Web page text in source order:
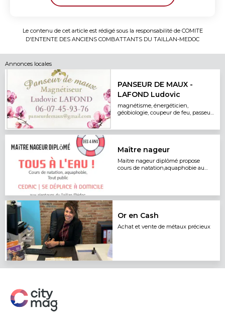
Le contenu de cet article est rédigé sous la responsabilité de COMITE
D'ENTENTE DES ANCIENS COMBATTANTS DU TAILLAN-MEDOC
Annonces locales
PANSEUR DE MAUX -
LAFOND Ludovic
magnétisme, énergéticien,
géobiologie, coupeur de feu, passeur
Maître nageur
Maitre nageur diplômé propose
cours de natation,aquaphobie au
Or en Cash
Achat et vente de métaux précieux